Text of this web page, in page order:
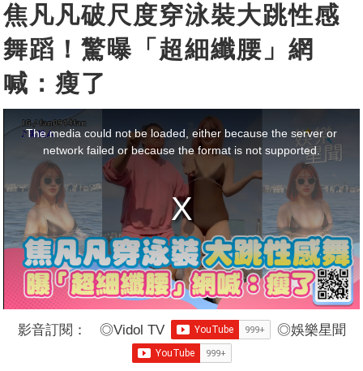
焦凡凡破尺度穿泳裝大跳性感
舞蹈！驚曝「超細纖腰」網
喊：瘦了
modalThe media could not be loaded, either because the server or
network failed or because the format is not supported.
影音訂閱： ◎Vidol TV ◎娛樂星聞